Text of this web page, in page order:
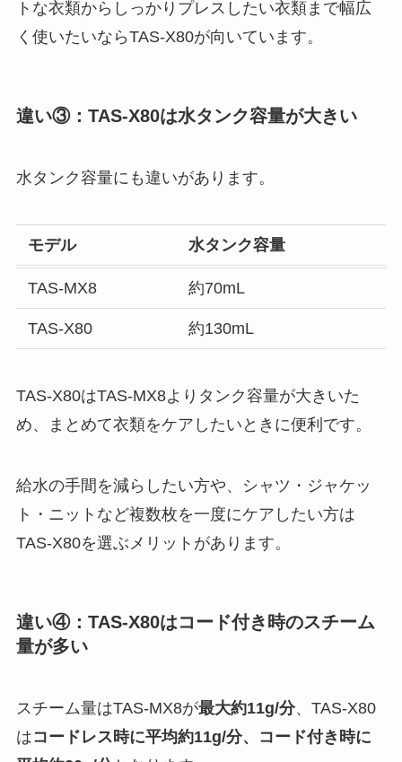
トな衣類からしっかりプレスしたい衣類まで幅広
く使いたいならTAS-X80が向いています。
違い③：TAS-X80は水タンク容量が大きい
水タンク容量にも違いがあります。
モデル 水タンク容量
TAS-MX8 約70mL
TAS-X80 約130mL
TAS-X80はTAS-MX8よりタンク容量が大きいた
め、まとめて衣類をケアしたいときに便利です。
給水の手間を減らしたい方や、シャツ・ジャケッ
ト・ニットなど複数枚を一度にケアしたい方は
TAS-X80を選ぶメリットがあります。
違い④：TAS-X80はコード付き時のスチーム
量が多い
スチーム量はTAS-MX8が最大約11g/分、TAS-X80
はコードレス時に平均約11g/分、コード付き時に